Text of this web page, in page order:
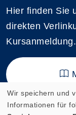
Hier finden Sie
direkten
Kursanmeldung.
Wir speichern und
Informationen für